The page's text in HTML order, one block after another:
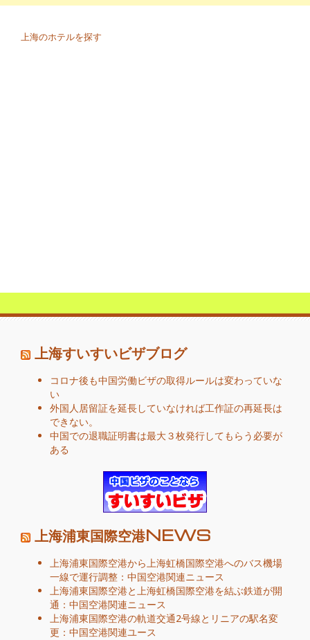
上海のホテルを探す
上海すいすいビザブログ
コロナ後も中国労働ビザの取得ルールは変わっていな
い
外国人居留証を延長していなければ工作証の再延長は
できない。
中国での退職証明書は最大３枚発行してもらう必要が
ある
上海浦東国際空港NEWS
上海浦東国際空港から上海虹橋国際空港へのバス機場
一線で運行調整：中国空港関連ニュース
上海浦東国際空港と上海虹橋国際空港を結ぶ鉄道が開
通：中国空港関連ニュース
上海浦東国際空港の軌道交通2号線とリニアの駅名変
更：中国空港関連ユース